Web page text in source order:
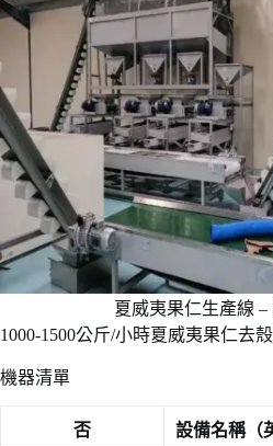
夏威夷果仁生產線
1000-1500公斤/小時夏威夷果仁去
機器清單
否 設備名稱（